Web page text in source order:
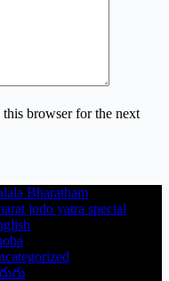
browser for the next
Bharatham
jodo yatra special